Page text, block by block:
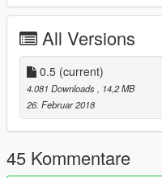
Tone bee (great teacher)
Abhi (SS,testing)
Evomods (Brakable glass)
Ajay (Support)
xX_Racer_Xx (Support)
All Versions
0.5 (current)
4.081 Downloads
, 14,2 MB
26. Februar 2018
45 Kommentare